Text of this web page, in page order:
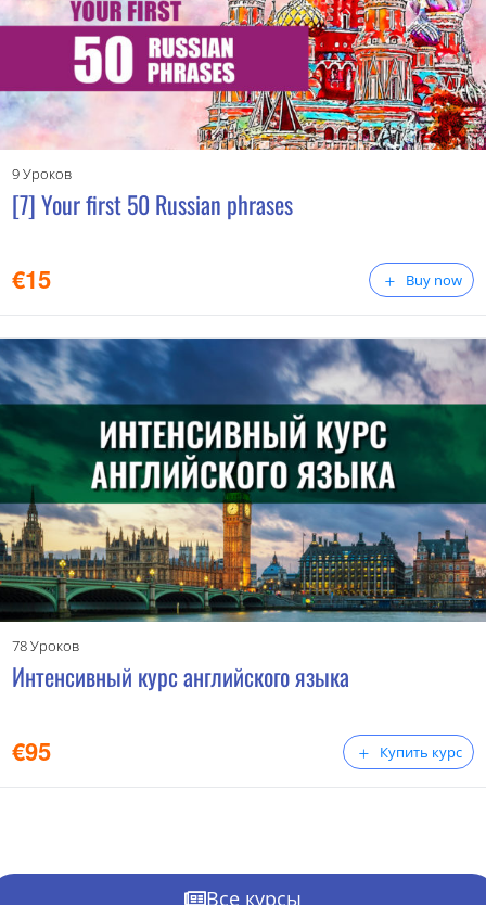
9 Уроков
[7] Your first 50 Russian phrases
€15 Buy now
78 Уроков
Интенсивный курс английского языка
€95 Купить курс
Все курсы